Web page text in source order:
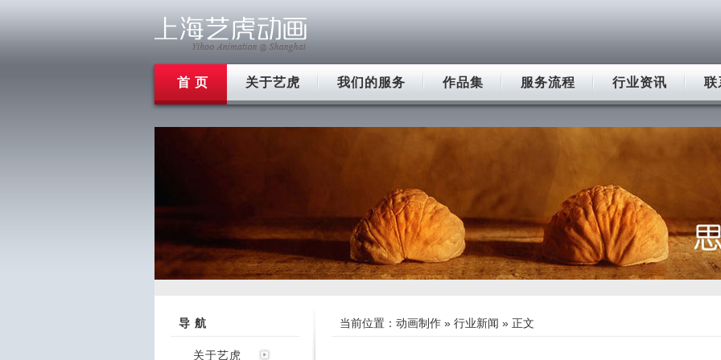
首 页 关于艺虎 我们的服务 作品集 服务流程 行业资讯 联
导 航
关于艺虎
当前位置： 动画制作 » 行业新闻 » 正文